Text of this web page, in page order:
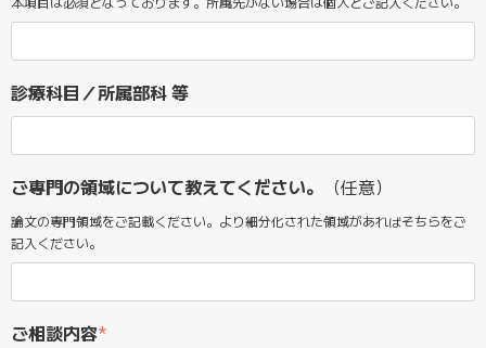
診療科目／所属部科 等
ご専門の領域について教えてください。 （任意）
論文の専門領域をご記載ください。より細分化された領域があればそちらをご
記入ください。
ご相談内容*